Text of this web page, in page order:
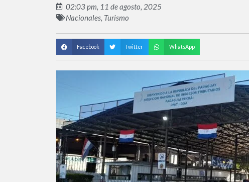
02:03 pm, 11 de agosto, 2025
Nacionales, Turismo
Facebook Twitter WhatsApp